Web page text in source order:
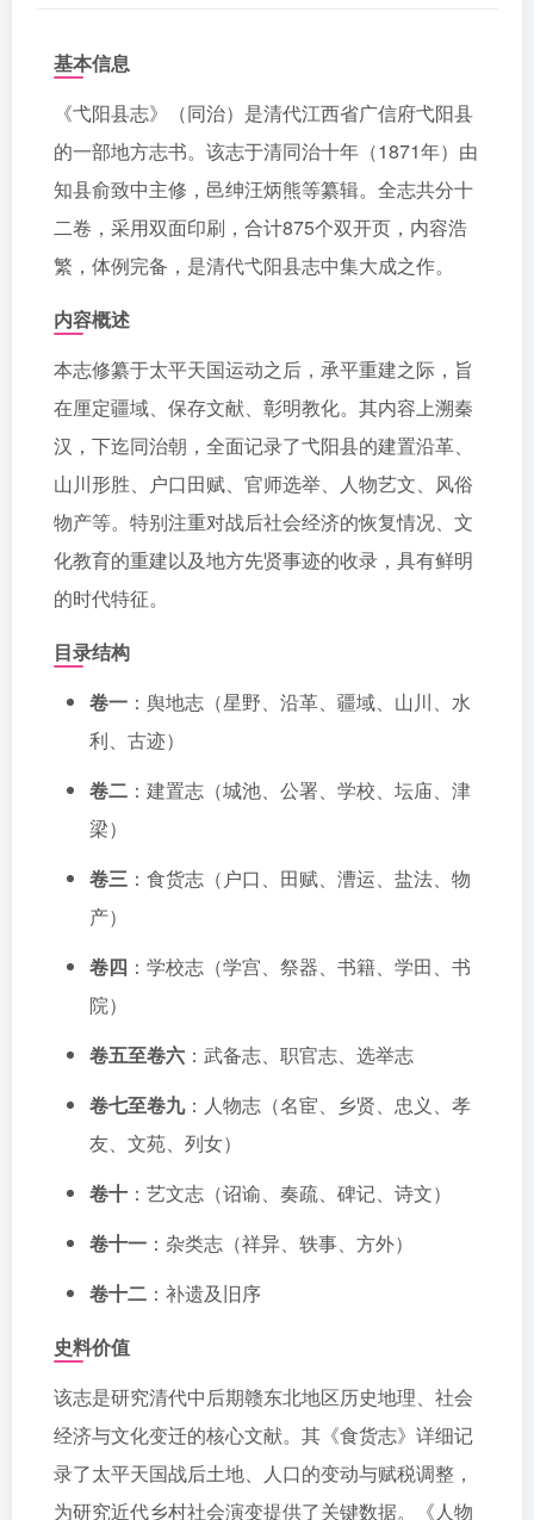
基本信息
《弋阳县志》（同治）是清代江西省广信府弋阳县
的一部地方志书。该志于清同治十年（1871年）由
知县俞致中主修，邑绅汪炳熊等纂辑。全志共分十
二卷，采用双面印刷，合计875个双开页，内容浩
繁，体例完备，是清代弋阳县志中集大成之作。
内容概述
本志修纂于太平天国运动之后，承平重建之际，旨
在厘定疆域、保存文献、彰明教化。其内容上溯秦
汉，下迄同治朝，全面记录了弋阳县的建置沿革、
山川形胜、户口田赋、官师选举、人物艺文、风俗
物产等。特别注重对战后社会经济的恢复情况、文
化教育的重建以及地方先贤事迹的收录，具有鲜明
的时代特征。
目录结构
卷一 ：舆地志（星野、沿革、疆域、山川、水
利、古迹）
卷二 ：建置志（城池、公署、学校、坛庙、津
梁）
卷三 ：食货志（户口、田赋、漕运、盐法、物
产）
卷四 ：学校志（学宫、祭器、书籍、学田、书
院）
卷五至卷六 ：武备志、职官志、选举志
卷七至卷九：人物志（名宦、乡贤、忠义、孝
友、文苑、列女）
卷十 ：艺文志（诏谕、奏疏、碑记、诗文）
卷十一 ：杂类志（祥异、轶事、方外）
卷十二 ：补遗及旧序
史料价值
该志是研究清代中后期赣东北地区历史地理、社会
经济与文化变迁的核心文献。其《食货志》详细记
录了太平天国战后土地、人口的变动与赋税调整，
为研究近代乡村社会演变提供了关键数据。《人物